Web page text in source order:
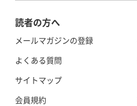
読者の方へ
メールマガジンの登録
よくある質問
サイトマップ
会員規約